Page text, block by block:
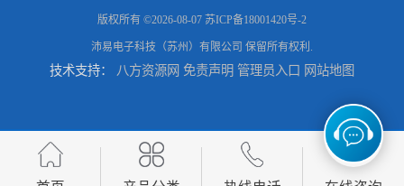
版权所有 ©2026-08-07 苏ICP备18001420号-2
沛易电子科技（苏州）有限公司 保留所有权利.
技术支持： 八方资源网 免责声明 管理员入口 网站地图